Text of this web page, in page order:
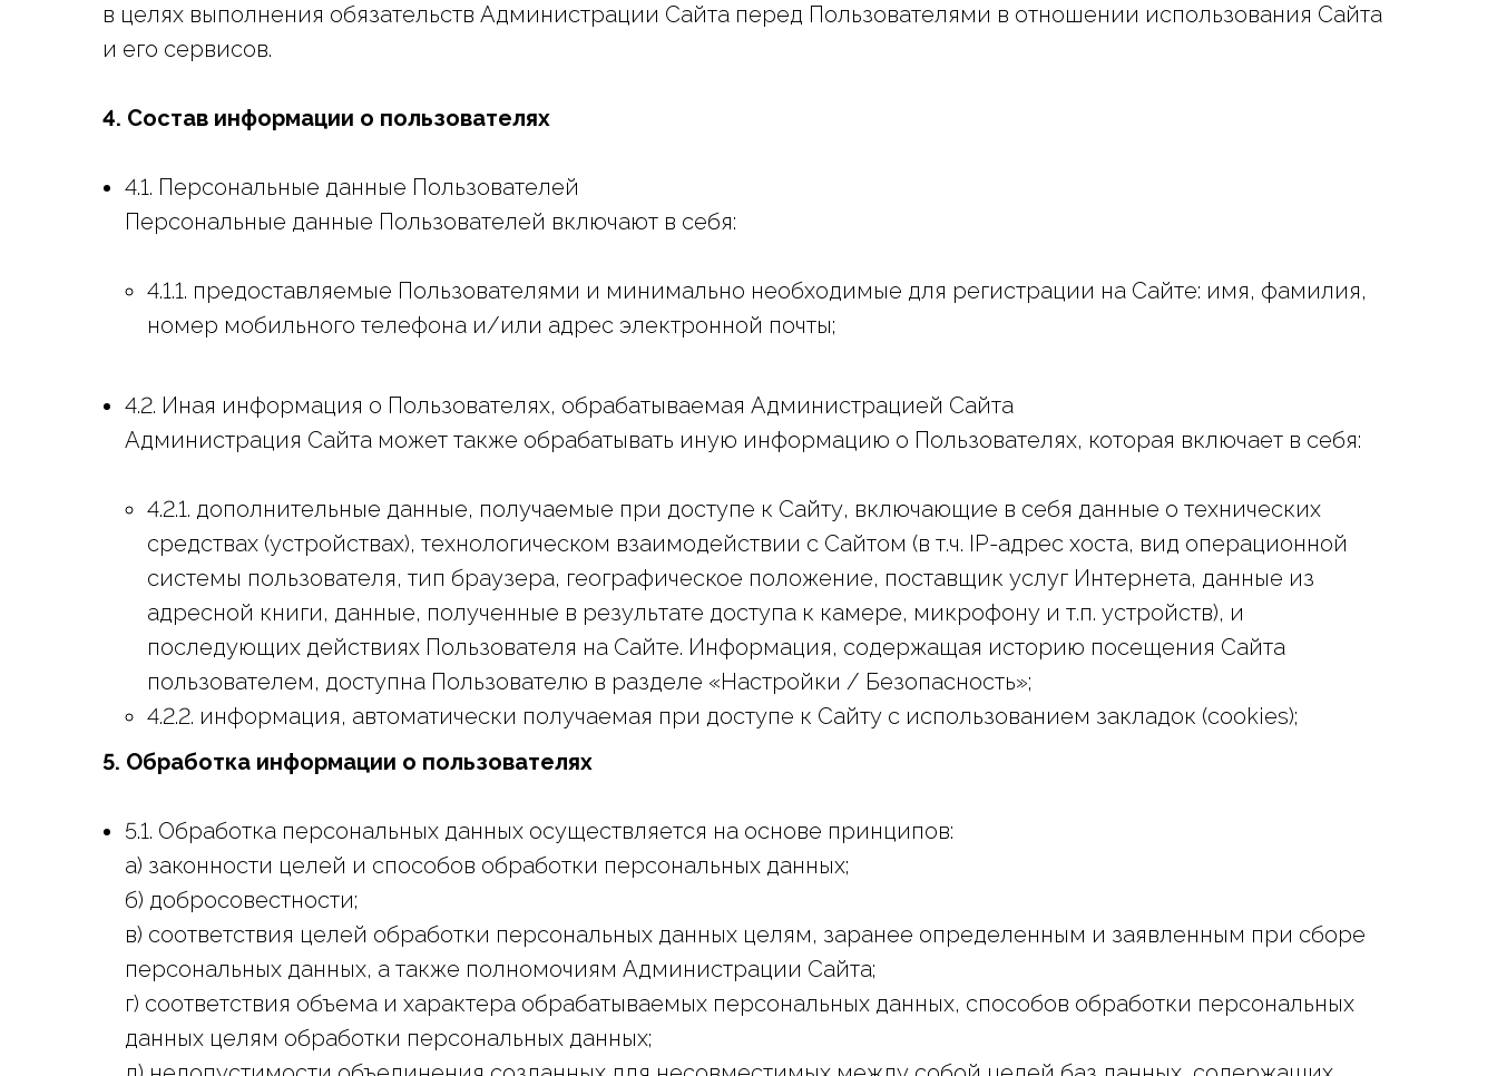
в целях выполнения обязательств Администрации Сайта перед Пользователями в отношении использования Сайта
и его сервисов.
4. Состав информации о пользователях
4.1. Персональные данные Пользователей
Персональные данные Пользователей включают в себя:
4.1.1. предоставляемые Пользователями и минимально необходимые для регистрации на Сайте: имя, фамилия,
номер мобильного телефона и/или адрес электронной почты;
4.2. Иная информация о Пользователях, обрабатываемая Администрацией Сайта
Администрация Сайта может также обрабатывать иную информацию о Пользователях, которая включает в себя:
4.2.1. дополнительные данные, получаемые при доступе к Сайту, включающие в себя данные о технических
средствах (устройствах), технологическом взаимодействии с Сайтом (в т.ч. IP-адрес хоста, вид операционной
системы пользователя, тип браузера, географическое положение, поставщик услуг Интернета, данные из
адресной книги, данные, полученные в результате доступа к камере, микрофону и т.п. устройств), и
последующих действиях Пользователя на Сайте. Информация, содержащая историю посещения Сайта
пользователем, доступна Пользователю в разделе «Настройки / Безопасность»;
4.2.2. информация, автоматически получаемая при доступе к Сайту с использованием закладок (cookies);
5. Обработка информации о пользователях
5.1. Обработка персональных данных осуществляется на основе принципов:
а) законности целей и способов обработки персональных данных;
б) добросовестности;
в) соответствия целей обработки персональных данных целям, заранее определенным и заявленным при сборе
персональных данных, а также полномочиям Администрации Сайта;
г) соответствия объема и характера обрабатываемых персональных данных, способов обработки персональных
данных целям обработки персональных данных;